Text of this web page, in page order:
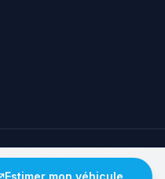
CapCar, Agent formateur· ©
réservés
Estimer mon véhicule